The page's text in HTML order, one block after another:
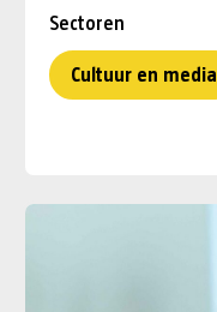
Sectoren
Cultuur en media